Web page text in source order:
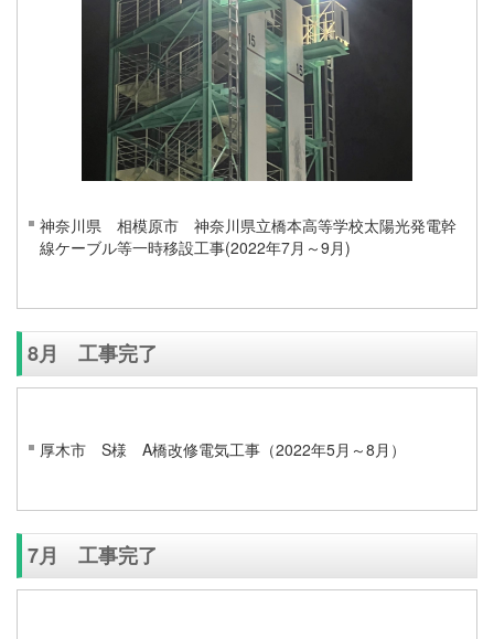
神奈川県 相模原市 神奈川県立橋本高等学校太陽光発電幹
線ケーブル等一時移設工事(2022年7月～9月)
8月 工事完了
厚木市 S様 A橋改修電気工事（2022年5月～8月）
7月 工事完了